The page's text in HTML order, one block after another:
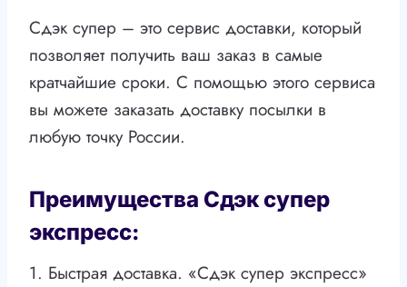
Сдэк супер – это сервис доставки, который
позволяет получить ваш заказ в самые
кратчайшие сроки. С помощью этого сервиса
вы можете заказать доставку посылки в
любую точку России.
Преимущества Сдэк супер
экспресс:
1. Быстрая доставка. «Сдэк супер экспресс»